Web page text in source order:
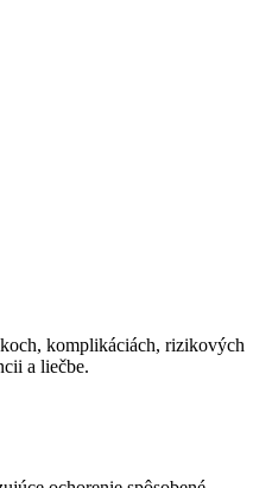
komplikáciách, rizikových
a liečbe.